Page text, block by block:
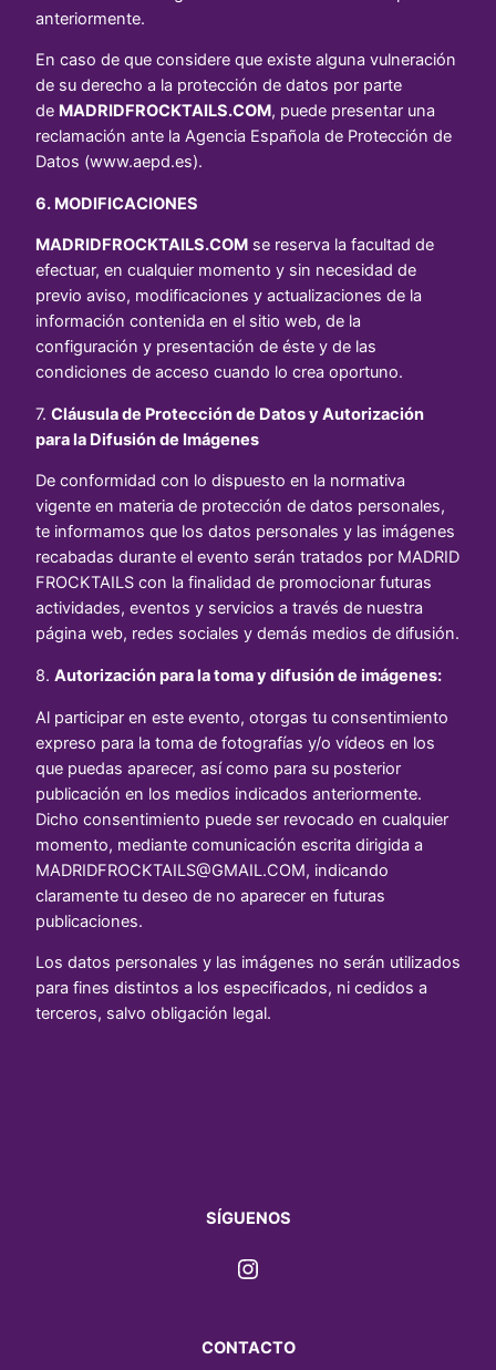
anteriormente.
En caso de que considere que existe alguna vulneración
de su derecho a la protección de datos por parte
de MADRIDFROCKTAILS.COM, puede presentar una
reclamación ante la Agencia Española de Protección de
Datos (www.aepd.es).
6. MODIFICACIONES
MADRIDFROCKTAILS.COM se reserva la facultad de
efectuar, en cualquier momento y sin necesidad de
previo aviso, modificaciones y actualizaciones de la
información contenida en el sitio web, de la
configuración y presentación de éste y de las
condiciones de acceso cuando lo crea oportuno.
7. Cláusula de Protección de Datos y Autorización
para la Difusión de Imágenes
De conformidad con lo dispuesto en la normativa
vigente en materia de protección de datos personales,
te informamos que los datos personales y las imágenes
recabadas durante el evento serán tratados por MADRID
FROCKTAILS con la finalidad de promocionar futuras
actividades, eventos y servicios a través de nuestra
página web, redes sociales y demás medios de difusión.
8. Autorización para la toma y difusión de imágenes:
Al participar en este evento, otorgas tu consentimiento
expreso para la toma de fotografías y/o vídeos en los
que puedas aparecer, así como para su posterior
publicación en los medios indicados anteriormente.
Dicho consentimiento puede ser revocado en cualquier
momento, mediante comunicación escrita dirigida a
MADRIDFROCKTAILS@GMAIL.COM, indicando
claramente tu deseo de no aparecer en futuras
publicaciones.
Los datos personales y las imágenes no serán utilizados
para fines distintos a los especificados, ni cedidos a
terceros, salvo obligación legal.
SÍGUENOS
Instagram
CONTACTO